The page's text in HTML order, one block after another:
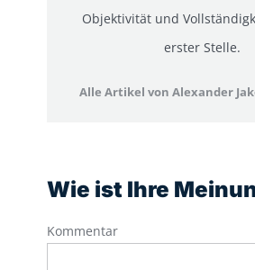
Objektivität und
erster Stelle.
Alle Artikel von Alexander
Wie ist Ihre
Kommentar